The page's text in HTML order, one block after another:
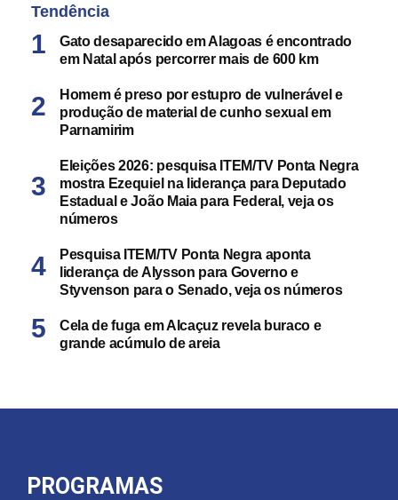
Tendência
Gato desaparecido em Alagoas é encontrado
em Natal após percorrer mais de 600 km
Homem é preso por estupro de vulnerável e
produção de material de cunho sexual em
Parnamirim
Eleições 2026: pesquisa ITEM/TV Ponta Negra
mostra Ezequiel na liderança para Deputado
Estadual e João Maia para Federal, veja os
números
Pesquisa ITEM/TV Ponta Negra aponta
liderança de Alysson para Governo e
Styvenson para o Senado, veja os números
Cela de fuga em Alcaçuz revela buraco e
grande acúmulo de areia
PROGRAMAS